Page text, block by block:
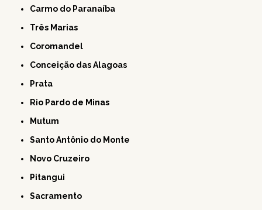
Carmo do Paranaíba
Três Marias
Coromandel
Conceição das Alagoas
Prata
Rio Pardo de Minas
Mutum
Santo Antônio do Monte
Novo Cruzeiro
Pitangui
Sacramento